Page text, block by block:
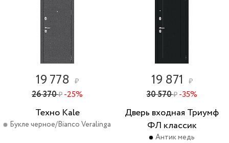
19 778 ₽
26 370₽ -25%
19 871 ₽
30 570₽ -35%
Техно Kale
Букле черное/Bianco Veralinga
Дверь входная Триумф
ФЛ классик
Антик медь